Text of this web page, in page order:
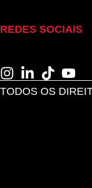
REDES SOCIAIS
TODOS OS